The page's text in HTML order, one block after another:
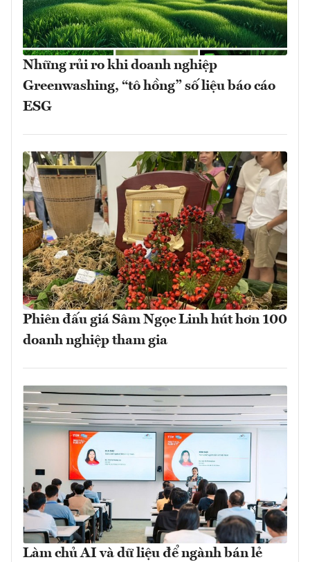
Những rủi ro khi doanh nghiệp
Greenwashing, “tô hồng” số liệu báo cáo
ESG
Phiên đấu giá Sâm Ngọc Linh hút hơn 100
doanh nghiệp tham gia
Làm chủ AI và dữ liệu để ngành bán lẻ